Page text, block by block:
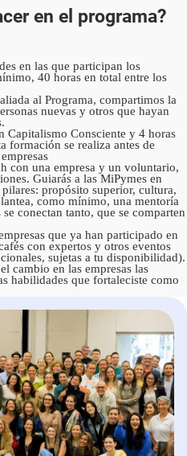
en el programa?
en las que participan los
40 horas en total entre los
al Programa, compartimos la
nuevas y otros que hayan
Capitalismo Consciente y 4 horas
formación se realiza antes de
con una empresa y un voluntario,
Guiarás a las MiPymes en
propósito superior, cultura,
como mínimo, una mentoría
conectan tanto, que se comparten
que ya han participado en
con expertos y otros eventos
sujetas a tu disponibilidad).
cambio en las empresas las
habilidades que fortaleciste como